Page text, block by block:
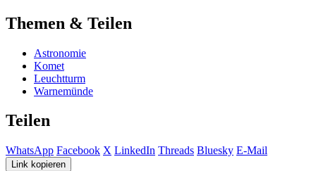
Themen & Teilen
Astronomie
Komet
Leuchtturm
Warnemünde
Teilen
WhatsApp Facebook X LinkedIn Threads Bluesky E-Mail
Link kopieren